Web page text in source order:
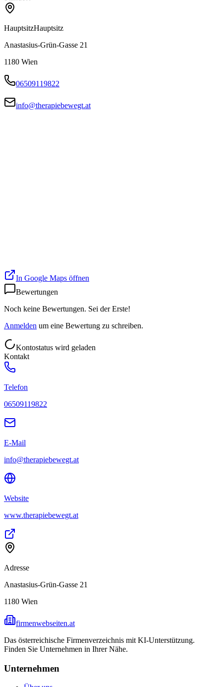
HauptsitzHauptsitz
Anastasius-Grün-Gasse 21
1180 Wien
06509119822
info@therapiebewegt.at
In Google Maps öffnen
Bewertungen
Noch keine Bewertungen. Sei der Erste!
Anmelden um eine Bewertung zu schreiben.
Kontostatus wird geladen
Kontakt
Telefon
06509119822
E-Mail
info@therapiebewegt.at
Website
www.therapiebewegt.at
Adresse
Anastasius-Grün-Gasse 21
1180 Wien
firmenwebseiten.at
Das österreichische Firmenverzeichnis mit KI-Unterstützung.
Finden Sie Unternehmen in Ihrer Nähe.
Unternehmen